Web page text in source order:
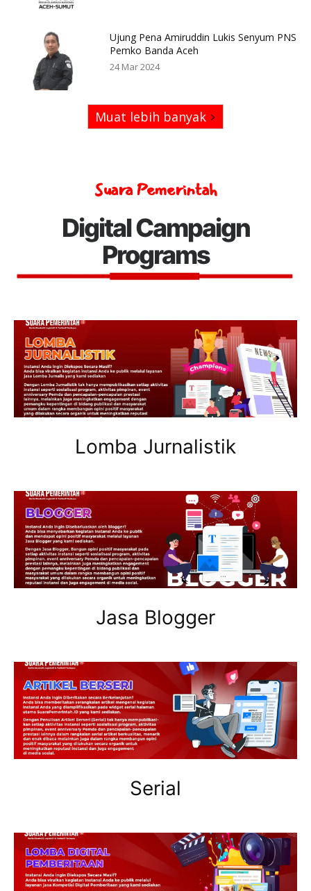
Ujung Pena Amiruddin Lukis Senyum PNS
Pemko Banda Aceh
24 Mar 2024
Muat lebih banyak
Suara Pemerintah
Digital Campaign
Programs
Lomba Jurnalistik
Jasa Blogger
Serial